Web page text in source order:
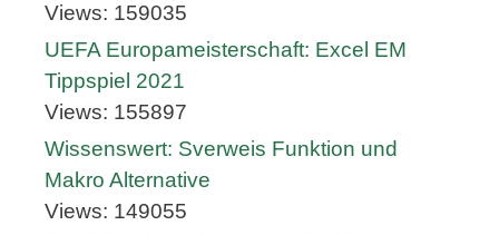
Views: 159035
UEFA Europameisterschaft: Excel EM
Tippspiel 2021
Views: 155897
Wissenswert: Sverweis Funktion und
Makro Alternative
Views: 149055